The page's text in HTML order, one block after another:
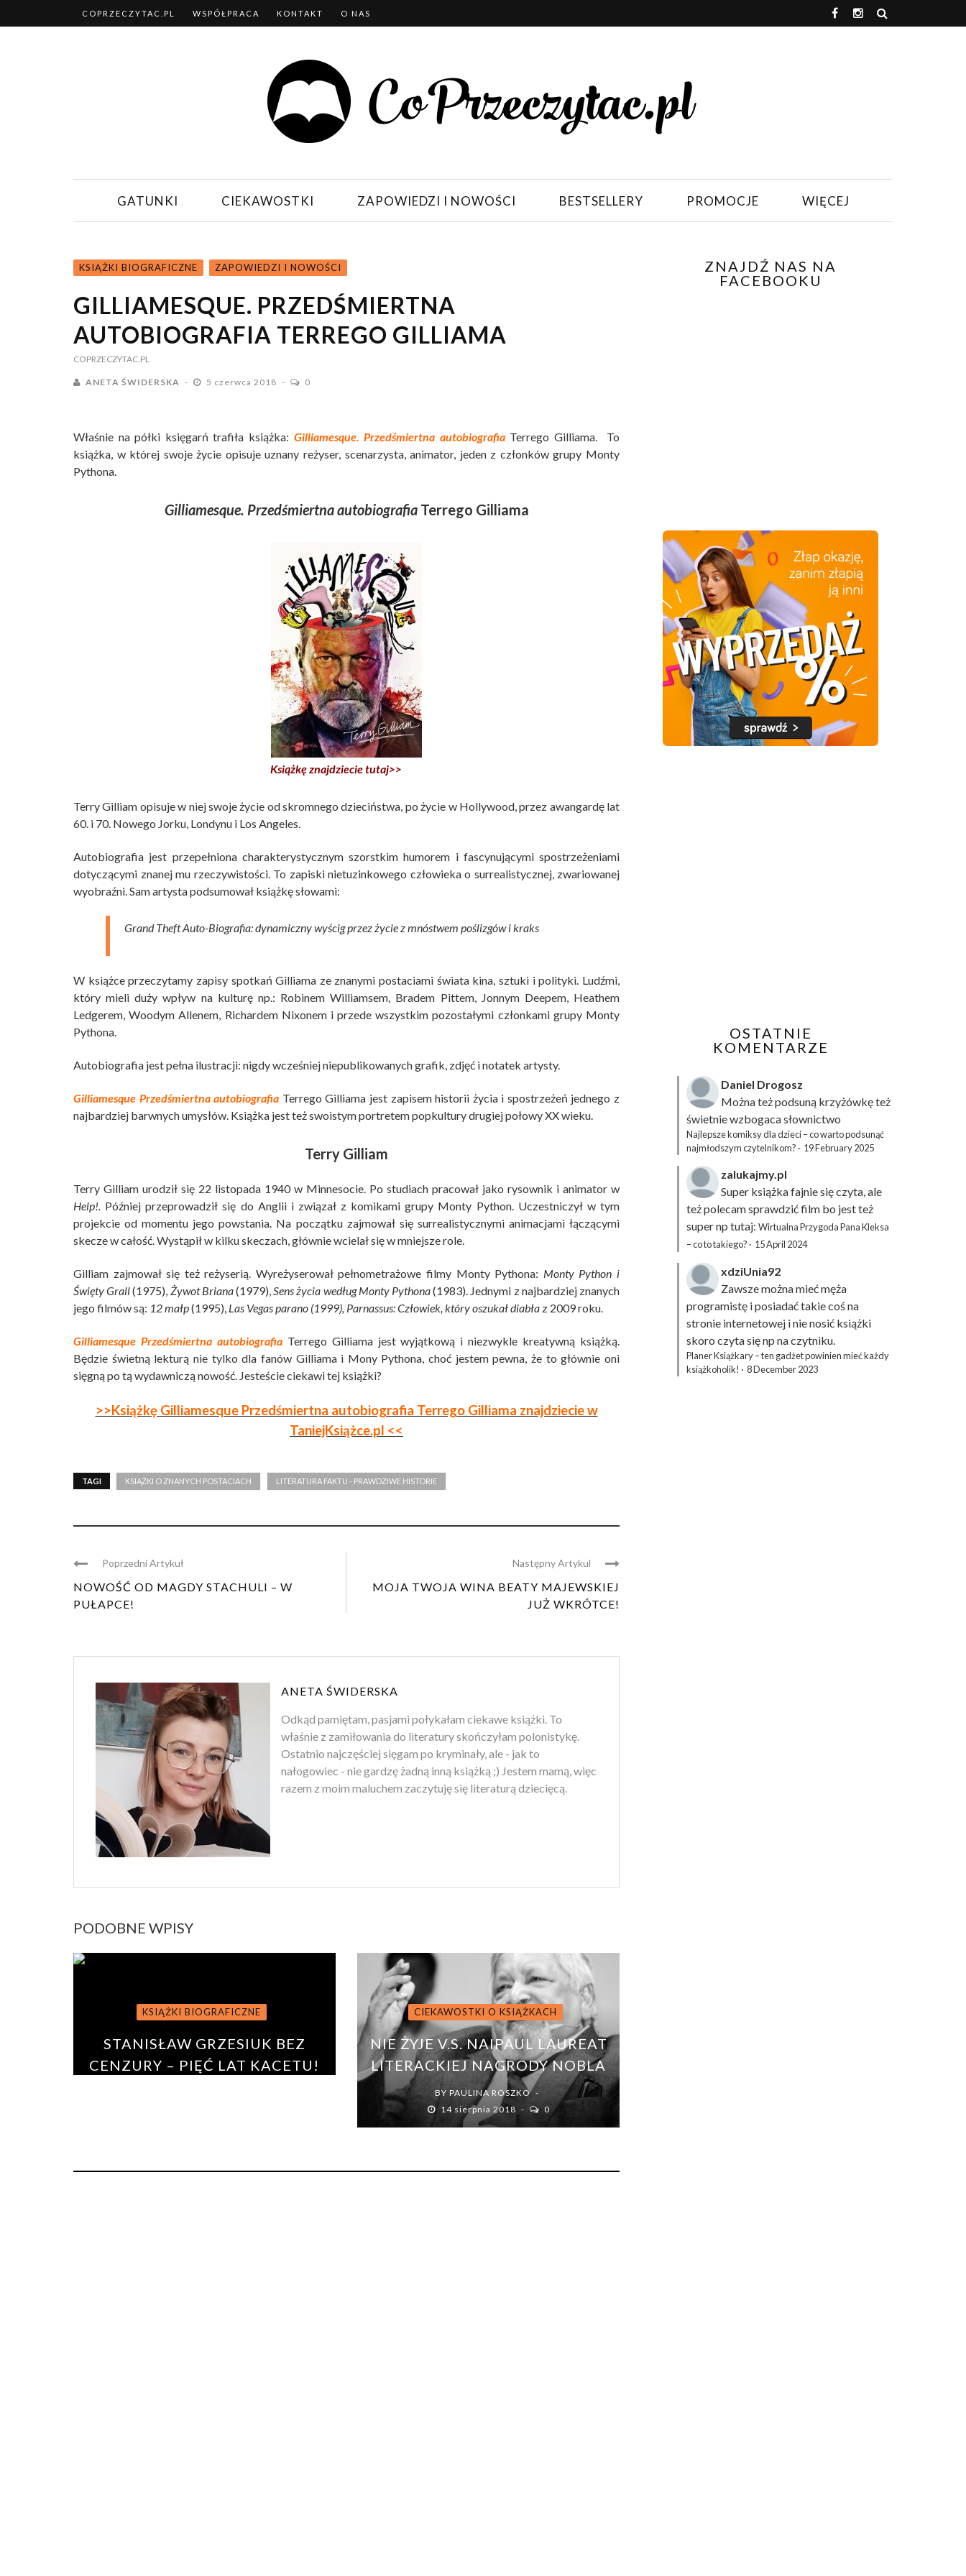
COPRZECZYTAC.PL WSPÓŁPRACA KONTAKT O NAS
GATUNKI CIEKAWOSTKI ZAPOWIEDZI I NOWOŚCI BESTSELLERY PROMOCJE WIĘCEJ
KSIĄŻKI BIOGRAFICZNE ZAPOWIEDZI I NOWOŚCI
GILLIAMESQUE. PRZEDŚMIERTNA
AUTOBIOGRAFIA TERREGO GILLIAMA
COPRZECZYTAC.PL
ANETA ŚWIDERSKA 5 czerwca 2018 0
Właśnie na półki księgarń trafiła książka: Gilliamesque. Przedśmiertna autobiografiaTerrego Gilliama. To
książka, w której swoje życie opisuje uznany reżyser, scenarzysta, animator, jeden z członków grupy Monty
Pythona.
Gilliamesque. Przedśmiertna autobiografiaTerrego Gilliama
Książkę znajdziecie tutaj>>
Terry Gilliam opisuje w niej swoje życie od skromnego dzieciństwa, po życie w Hollywood, przez awangardę lat
60. i 70. Nowego Jorku, Londynu i Los Angeles.
Autobiografia jest przepełniona charakterystycznym szorstkim humorem i fascynującymi spostrzeżeniami
dotyczącymi znanej mu rzeczywistości. To zapiski nietuzinkowego człowieka o surrealistycznej, zwariowanej
wyobraźni. Sam artysta podsumował książkę słowami:
Grand Theft Auto-Biografia: dynamiczny wyścig przez życie z mnóstwem poślizgów i kraks
W książce przeczytamy zapisy spotkań Gilliama ze znanymi postaciami świata kina, sztuki i polityki. Ludźmi,
który mieli duży wpływ na kulturę np.: Robinem Williamsem, Bradem Pittem, Jonnym Deepem, Heathem
Ledgerem, Woodym Allenem, Richardem Nixonem i przede wszystkim pozostałymi członkami grupy Monty
Pythona.
Autobiografia jest pełna ilustracji: nigdy wcześniej niepublikowanych grafik, zdjęć i notatek artysty.
Gilliamesque Przedśmiertna autobiografia Terrego Gilliama jest zapisem historii życia i spostrzeżeń jednego z
najbardziej barwnych umysłów. Książka jest też swoistym portretem popkultury drugiej połowy XX wieku.
Terry Gilliam
Terry Gilliam urodził się 22 listopada 1940 w Minnesocie. Po studiach pracował jako rysownik i animator w
Help!. Później przeprowadził się do Anglii i związał z komikami grupy Monty Python. Uczestniczył w tym
projekcie od momentu jego powstania. Na początku zajmował się surrealistycznymi animacjami łączącymi
skecze w całość. Wystąpił w kilku skeczach, głównie wcielał się w mniejsze role.
Gilliam zajmował się też reżyserią. Wyreżyserował pełnometrażowe filmy Monty Pythona: Monty Python i
Święty Grall(1975), Żywot Briana(1979),Sens życia według Monty Pythona(1983). Jednymi z najbardziej znanych
jego filmów są: 12 małp(1995), Las Vegas parano (1999), Parnassus: Człowiek, który oszukałdiabła z 2009 roku.
Gilliamesque Przedśmiertna autobiografiaTerrego Gilliama jest wyjątkową i niezwykle kreatywną książką.
Będzie świetną lekturą nie tylko dla fanów Gilliama i Mony Pythona, choć jestem pewna, że to głównie oni
sięgną po tą wydawniczą nowość. Jesteście ciekawi tej książki?
>>Książkę Gilliamesque Przedśmiertna autobiografia Terrego Gilliama znajdziecie w
TaniejKsiążce.pl <<
TAGI KSIĄŻKI O ZNANYCH POSTACIACH LITERATURA FAKTU - PRAWDZIWE HISTORIE
Poprzedni Artykuł
NOWOŚĆ OD MAGDY STACHULI – W
PUŁAPCE!
Następny Artykul
MOJA TWOJA WINA BEATY MAJEWSKIEJ
JUŻ WKRÓTCE!
ANETA ŚWIDERSKA
Odkąd pamiętam, pasjami połykałam ciekawe książki. To
właśnie z zamiłowania do literatury skończyłam polonistykę.
Ostatnio najczęściej sięgam po kryminały, ale - jak to
nałogowiec - nie gardzę żadną inną książką ;) Jestem mamą, więc
razem z moim maluchem zaczytuję się literaturą dziecięcą.
PODOBNE WPISY
KSIĄŻKI BIOGRAFICZNE
STANISŁAW GRZESIUK BEZ
CENZURY – PIĘĆ LAT KACETU!
CIEKAWOSTKI O KSIĄŻKACH
NIE ŻYJE V.S. NAIPAUL LAUREAT
LITERACKIEJ NAGRODY NOBLA
BYPAULINA ROSZKO
14 sierpnia 2018
0
ZNAJDŹ NAS NA
FACEBOOKU
OSTATNIE
KOMENTARZE
Daniel Drogosz
Można też podsuną krzyżówkęteż
świetnie wzbogaca słownictwo
Najlepsze komiksy dla dzieci – co warto podsunąć
najmłodszym czytelnikom? · 19 February 2025
zalukajmy.pl
Super książka fajnie się czyta, ale
też polecam sprawdzić film bo jest też
super np tutaj: Wirtualna Przygoda Pana Kleksa
– co to takiego? · 15 April 2024
xdziUnia92
Zawsze można mieć męża
programistę i posiadać takie coś na
stronie internetowej i nie nosić książki
skoro czyta się np na czytniku.
Planer Książkary – ten gadżet powinien mieć każdy
książkoholik! · 8 December 2023